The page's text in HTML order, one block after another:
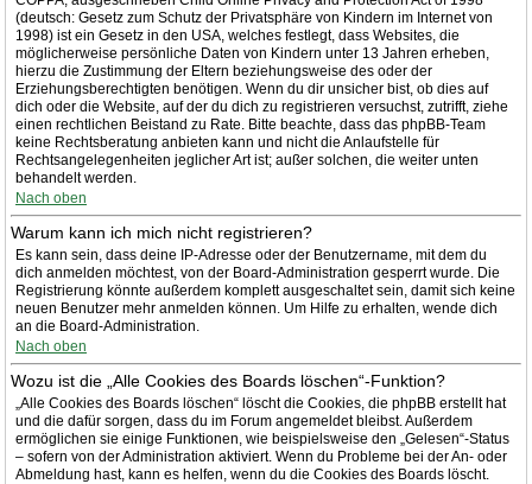
(deutsch: Gesetz zum Schutz der Privatsphäre von Kindern im Internet von
1998) ist ein Gesetz in den USA, welches festlegt, dass Websites, die
möglicherweise persönliche Daten von Kindern unter 13 Jahren erheben,
hierzu die Zustimmung der Eltern beziehungsweise des oder der
Erziehungsberechtigten benötigen. Wenn du dir unsicher bist, ob dies auf
dich oder die Website, auf der du dich zu registrieren versuchst, zutrifft, ziehe
einen rechtlichen Beistand zu Rate. Bitte beachte, dass das phpBB-Team
keine Rechtsberatung anbieten kann und nicht die Anlaufstelle für
Rechtsangelegenheiten jeglicher Art ist; außer solchen, die weiter unten
behandelt werden.
Nach oben
Warum kann ich mich nicht registrieren?
Es kann sein, dass deine IP-Adresse oder der Benutzername, mit dem du
dich anmelden möchtest, von der Board-Administration gesperrt wurde. Die
Registrierung könnte außerdem komplett ausgeschaltet sein, damit sich keine
neuen Benutzer mehr anmelden können. Um Hilfe zu erhalten, wende dich
an die Board-Administration.
Nach oben
Wozu ist die „Alle Cookies des Boards löschen“-Funktion?
„Alle Cookies des Boards löschen“ löscht die Cookies, die phpBB erstellt hat
und die dafür sorgen, dass du im Forum angemeldet bleibst. Außerdem
ermöglichen sie einige Funktionen, wie beispielsweise den „Gelesen“-Status
– sofern von der Administration aktiviert. Wenn du Probleme bei der An- oder
Abmeldung hast, kann es helfen, wenn du die Cookies des Boards löscht.